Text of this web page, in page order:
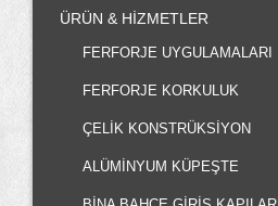
ÜRÜN & HİZMETLER
FERFORJE UYGULAMALARI
FERFORJE KORKULUK
ÇELIK KONSTRÜKSIYON
ALÜMINYUM KÜPEŞTE